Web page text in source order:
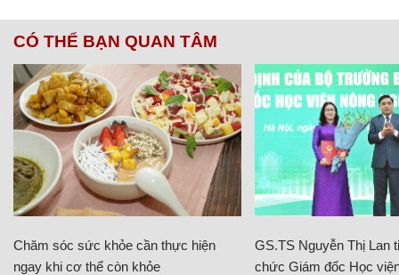
CÓ THỂ BẠN QUAN TÂM
Chăm sóc sức khỏe cần thực hiện
ngay khi cơ thể còn khỏe
GS.TS Nguyễn Thị Lan
chức Giám đốc Học